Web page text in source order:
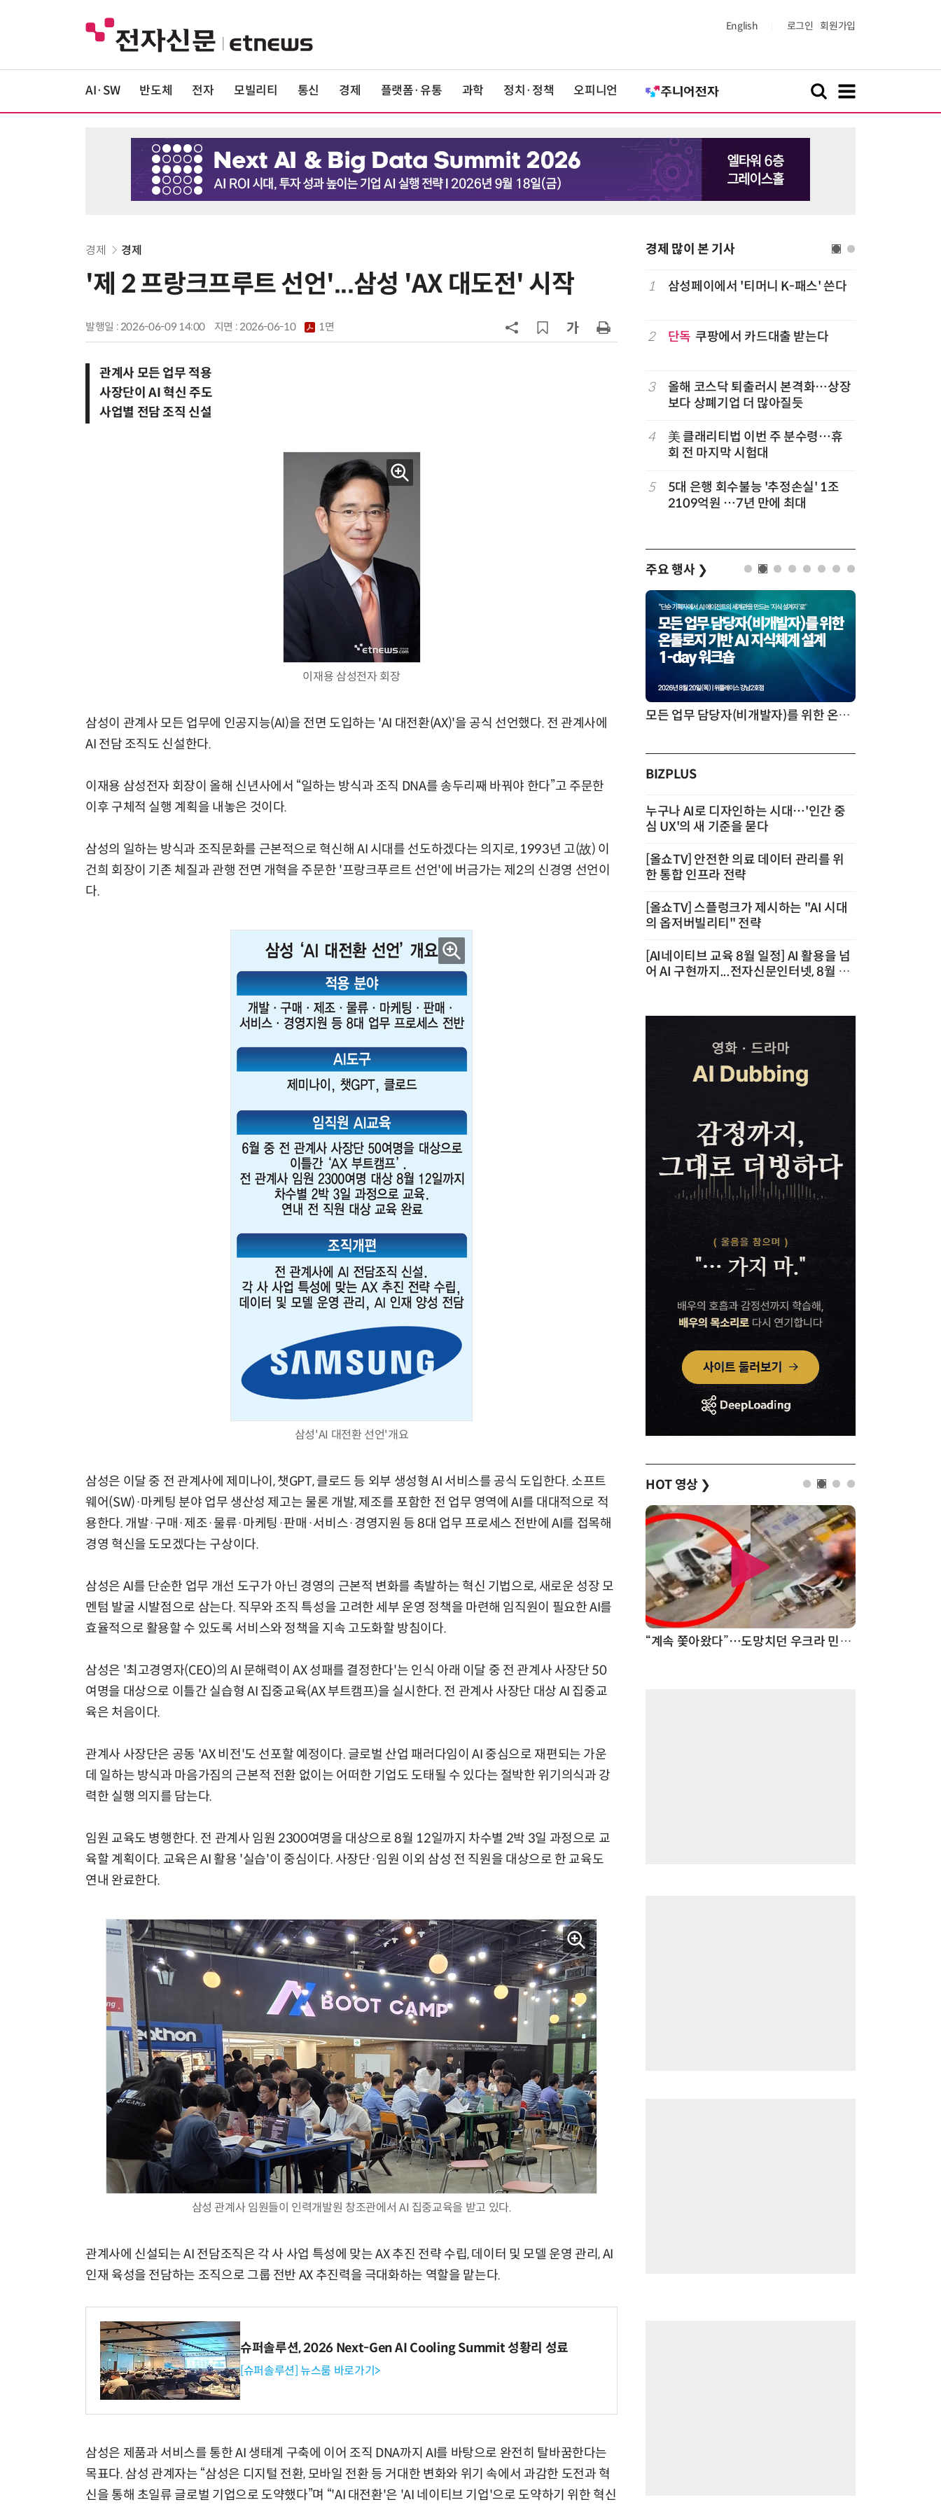
English 로그인 회원가입
AI·SW 반도체 전자 모빌리티 통신 경제 플랫폼·유통 과학 정치·정책 오피니언
경제 경제
'제 2 프랑크프루트 선언'...삼성 'AX 대도전' 시작
발행일 : 2026-06-09 14:00 지면 :2026-06-10 1면
관계사 모든 업무 적용
사장단이 AI 혁신 주도
사업별 전담 조직 신설
이재용 삼성전자 회장
삼성이 관계사 모든 업무에 인공지능(AI)을 전면 도입하는 'AI 대전환(AX)'을 공식 선언했다. 전 관계사에
AI 전담 조직도 신설한다.
이재용 삼성전자 회장이 올해 신년사에서 “일하는 방식과 조직 DNA를 송두리째 바꿔야 한다”고 주문한
이후 구체적 실행 계획을 내놓은 것이다.
삼성의 일하는 방식과 조직문화를 근본적으로 혁신해 AI 시대를 선도하겠다는 의지로, 1993년 고(故) 이
건희 회장이 기존 체질과 관행 전면 개혁을 주문한 '프랑크푸르트 선언'에 버금가는 제2의 신경영 선언이
다.
삼성'AI 대전환 선언'개요
삼성은 이달 중 전 관계사에 제미나이, 챗GPT, 클로드 등 외부 생성형 AI 서비스를 공식 도입한다. 소프트
웨어(SW)·마케팅 분야 업무 생산성 제고는 물론 개발, 제조를 포함한 전 업무 영역에 AI를 대대적으로 적
용한다. 개발·구매·제조·물류·마케팅·판매·서비스·경영지원 등 8대 업무 프로세스 전반에 AI를 접목해
경영 혁신을 도모겠다는 구상이다.
삼성은 AI를 단순한 업무 개선 도구가 아닌 경영의 근본적 변화를 촉발하는 혁신 기법으로, 새로운 성장 모
멘텀 발굴 시발점으로 삼는다. 직무와 조직 특성을 고려한 세부 운영 정책을 마련해 임직원이 필요한 AI를
효율적으로 활용할 수 있도록 서비스와 정책을 지속 고도화할 방침이다.
삼성은 '최고경영자(CEO)의 AI 문해력이 AX 성패를 결정한다'는 인식 아래 이달 중 전 관계사 사장단 50
여명을 대상으로 이틀간 실습형 AI 집중교육(AX 부트캠프)을 실시한다. 전 관계사 사장단 대상 AI 집중교
육은 처음이다.
관계사 사장단은 공동 'AX 비전'도 선포할 예정이다. 글로벌 산업 패러다임이 AI 중심으로 재편되는 가운
데 일하는 방식과 마음가짐의 근본적 전환 없이는 어떠한 기업도 도태될 수 있다는 절박한 위기의식과 강
력한 실행 의지를 담는다.
임원 교육도 병행한다. 전 관계사 임원 2300여명을 대상으로 8월 12일까지 차수별 2박 3일 과정으로 교
육할 계획이다. 교육은 AI 활용 '실습'이 중심이다. 사장단·임원 이외 삼성 전 직원을 대상으로 한 교육도
연내 완료한다.
삼성 관계사 임원들이 인력개발원 창조관에서 AI 집중교육을 받고 있다.
관계사에 신설되는 AI 전담조직은 각 사 사업 특성에 맞는 AX 추진 전략 수립, 데이터 및 모델 운영 관리, AI
인재 육성을 전담하는 조직으로 그룹 전반 AX 추진력을 극대화하는 역할을 맡는다.
슈퍼솔루션, 2026 Next-Gen AI Cooling Summit 성황리 성료
[슈퍼솔루션] 뉴스룸 바로가기>
삼성은 제품과 서비스를 통한 AI 생태계 구축에 이어 조직 DNA까지 AI를 바탕으로 완전히 탈바꿈한다는
목표다. 삼성 관계자는 “삼성은 디지털 전환, 모바일 전환 등 거대한 변화와 위기 속에서 과감한 도전과 혁
신을 통해 초일류 글로벌 기업으로 도약했다”며 “'AI 대전환'은 'AI 네이티브 기업'으로 도약하기 위한 혁신
경제 많이 본 기사
6 단독 보험 소비자 개인정보 유출 막
'게이밍위크' 삼성전자-LG전자 유럽
1 삼성페이에서 '티머니 K-패스' 쓴다
2 단독 쿠팡에서 카드대출 받는다
3
올해 코스닥 퇴출러시 본격화…상장
보다 상폐기업 더 많아질듯
4
美 클래리티법 이번 주 분수령…휴
회 전 마지막 시험대
5
5대 은행 회수불능 '추정손실' 1조
2109억원 …7년 만에 최대
주요 행사 ❯
AI × Design : UX 디자이너의 5가지 생존 전략과 실전 대응 현업에서 바로 쓰는 "하네스 엔지니어링" 실습 교육 모든 업무 담당자(비개발자)를 위한 온톨로지 기반 AI 지식체계 설계 1-day 워크숍
BIZPLUS
누구나 AI로 디자인하는 시대…'인간 중
심 UX'의 새 기준을 묻다
[올쇼TV] 안전한 의료 데이터 관리를 위
한 통합 인프라 전략
[올쇼TV] 스플렁크가 제시하는 "AI 시대
의 옵저버빌리티" 전략
[AI네이티브 교육 8월 일정] AI 활용을 넘
어 AI 구현까지...전자신문인터넷, 8월 실
HOT 영상 ❯
“계속 쫓아왔다”…도망치던 우크라 민간인 공격한 러 자폭 드론